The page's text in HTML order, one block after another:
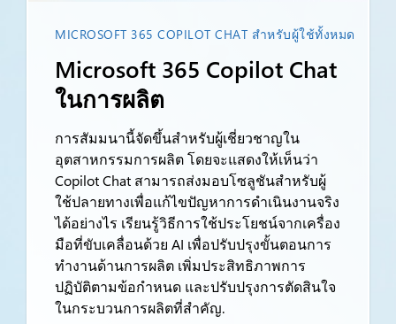
MICROSOFT 365 COPILOT CHAT สำหรับผู้ใช้ทั้งหมด
Microsoft 365 Copilot Chat
ในการผลิต
การสัมมนานี้จัดขึ้นสำหรับผู้เชี่ยวชาญใน
อุตสาหกรรมการผลิต โดยจะแสดงให้เห็นว่า
Copilot Chat สามารถส่งมอบโซลูชันสำหรับผู้
ใช้ปลายทางเพื่อแก้ไขปัญหาการดำเนินงานจริง
ได้อย่างไร เรียนรู้วิธีการใช้ประโยชน์จากเครื่อง
มือที่ขับเคลื่อนด้วย AI เพื่อปรับปรุงขั้นตอนการ
ทำงานด้านการผลิต เพิ่มประสิทธิภาพการ
ปฏิบัติตามข้อกำหนด และปรับปรุงการตัดสินใจ
ในกระบวนการผลิตที่สำคัญ.